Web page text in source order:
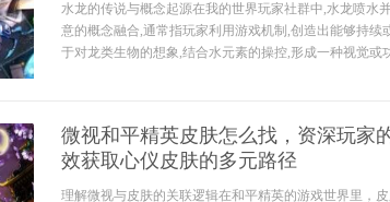
水龙的传说与概念起源在我的世界玩家社群中,水龙喷水
意的概念融合,通常指玩家利用游戏机制,创造出能够持
于对龙类生物的想象,结合水元素的操控,形成一种视觉或
微视和平精英皮肤怎么找，资深玩家
效获取心仪皮肤的多元路径
理解微视与皮肤的关联逻辑在和平精英的游戏世界里，